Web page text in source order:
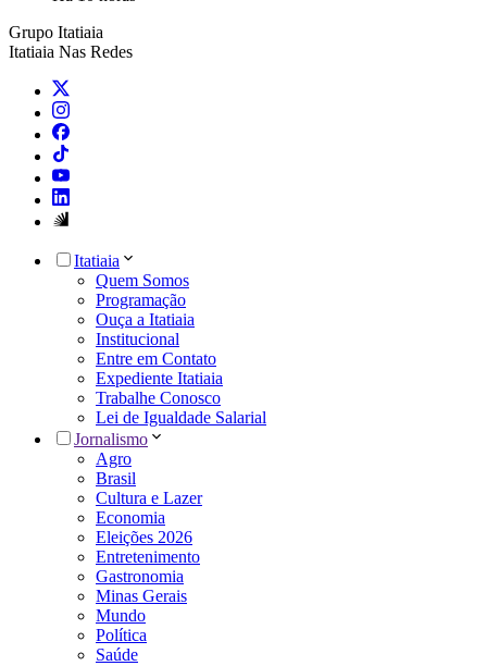
Grupo Itatiaia
Itatiaia Nas Redes
Itatiaia
Quem Somos
Programação
Ouça a Itatiaia
Institucional
Entre em Contato
Expediente Itatiaia
Trabalhe Conosco
Lei de Igualdade Salarial
Jornalismo
Agro
Brasil
Cultura e Lazer
Economia
Eleições 2026
Entretenimento
Gastronomia
Minas Gerais
Mundo
Política
Saúde